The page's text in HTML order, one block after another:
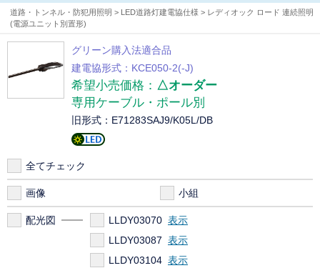
道路・トンネル・防犯用照明 > LED道路灯建電協仕様 > レディオック ロード 連続照明
(電源ユニット別置形)
グリーン購入法適合品
建電協形式：KCE050-2(-J)
希望小売価格： △オーダー
専用ケーブル・ポール別
旧形式：E71283SAJ9/K05L/DB
全てチェック
画像 小組
配光図
LLDY03070
LLDY03087
LLDY03104